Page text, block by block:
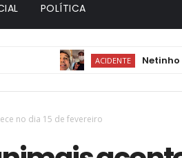
POLÍTICA
ACIDENTE Netinho sofre
no dia 15 de fevereiro